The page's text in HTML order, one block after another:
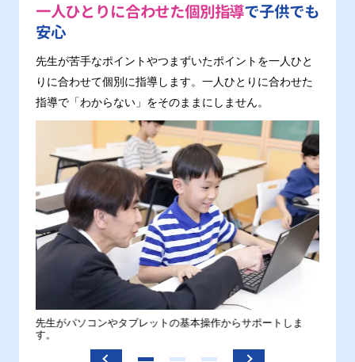
一人ひとりに合わせた個別指導で子供でも
安心
先生が苦手なポイントやつまずいたポイントを一人ひと
りに合わせて個別に指導します。一人ひとりに合わせた
指導で「わからない」をそのままにしません。
先生がパソコンやタブレットの基本操作からサポートしま
す。